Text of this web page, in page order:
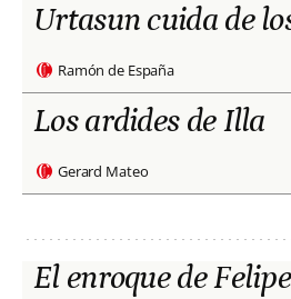
Urtasun cuida de
Ramón de España
Los ardides de Illa
Gerard Mateo
El enroque de